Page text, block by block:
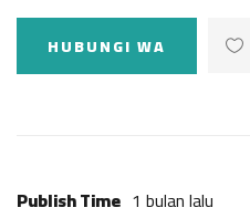
HUBUNGI WA
Publish Time 1 bulan lalu